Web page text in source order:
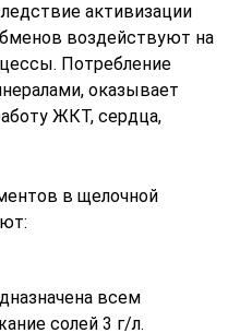
активизации
воздействуют на
Потребление
оказывает
ЖКТ, сердца,
в щелочной
всем
солей 3 г/л.